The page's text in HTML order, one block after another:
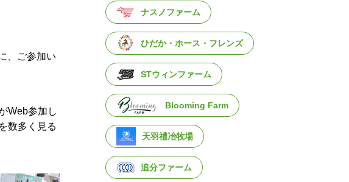
、ご参加い
Web参加し
数多く見る
ナスノファーム
ひだか・ホース・フレンズ
STウィンファーム
Blooming Farm
天羽禮冶牧場
追分ファーム